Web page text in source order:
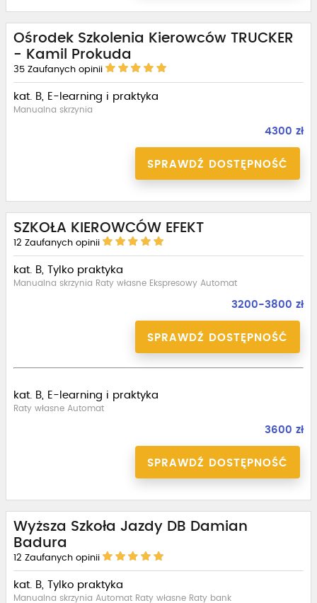
Ośrodek Szkolenia Kierowców TRUCKER
- Kamil Prokuda
35 Zaufanych opinii
kat. B, E-learning i praktyka
Manualna skrzynia
4300 zł
SPRAWDŹ DOSTĘPNOŚĆ
SZKOŁA KIEROWCÓW EFEKT
12 Zaufanych opinii
kat. B, Tylko praktyka
Manualna skrzynia Raty własne Ekspresowy Automat
3200-3800 zł
SPRAWDŹ DOSTĘPNOŚĆ
kat. B, E-learning i praktyka
Raty własne Automat
3600 zł
SPRAWDŹ DOSTĘPNOŚĆ
Wyższa Szkoła Jazdy DB Damian
Badura
12 Zaufanych opinii
kat. B, Tylko praktyka
Manualna skrzynia Automat Raty własne Raty bank